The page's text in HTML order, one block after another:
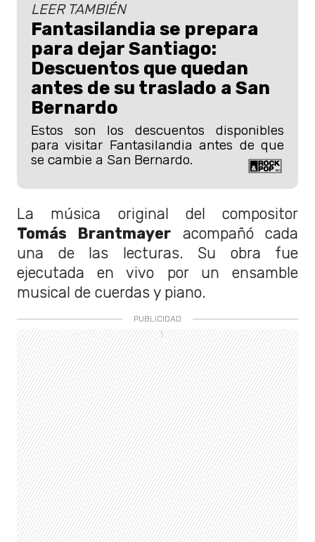
LEER TAMBIÉN
Fantasilandia se prepara
para dejar Santiago:
Descuentos que quedan
antes de su traslado a San
Bernardo
Estos son los descuentos disponibles
para visitar Fantasilandia antes de que
se cambie a San Bernardo.
La música original del compositor
Tomás Brantmayer acompañó cada
una de las lecturas. Su obra fue
ejecutada en vivo por un ensamble
musical de cuerdas y piano.